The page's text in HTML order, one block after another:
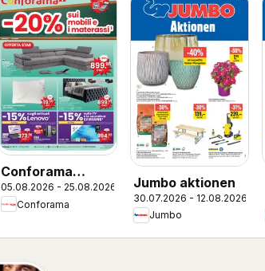
Conforama
aktionen IT
05.08.2026 - 25.08.2026
Conforama
Jumbo aktionen
30.07.2026 - 12.08.2026
Jumbo